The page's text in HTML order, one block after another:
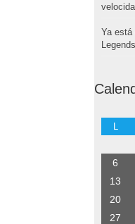
Ya está
L
6
13
20
27